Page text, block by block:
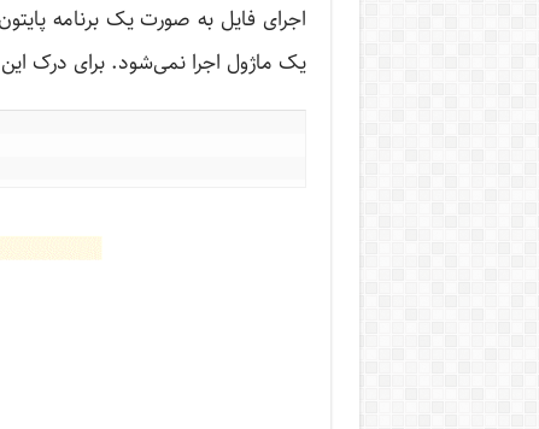
اجرای فایل به صورت یک برنامه
یک ماژول اجرا نمی‌شود. برای درک